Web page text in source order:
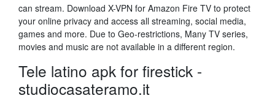
can stream. Download X-VPN for Amazon Fire TV to protect
your online privacy and access all streaming, social media,
games and more. Due to Geo-restrictions, Many TV series,
movies and music are not available in a different region.
Tele latino apk for firestick -
studiocasateramo.it